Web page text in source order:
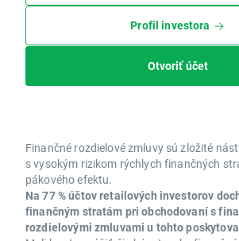
Profil investora
Otvoriť účet
Finančné rozdielové zmluvy sú zložité
s vysokým rizikom rýchlych finančných
pákového efektu.
Na 77 % účtov retailových investorov
finančným stratám pri obchodovaní s
rozdielovými zmluvami u tohto